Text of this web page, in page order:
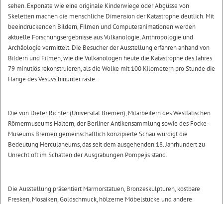
sehen. Exponate wie eine originale Kinderwiege oder Abgüsse von
Skeletten machen die menschliche Dimension der Katastrophe deutlich. Mit
beeindruckenden Bildern, Filmen und Computeranimationen werden
aktuelle Forschungsergebnisse aus Vulkanologie, Anthropologie und
Archäologie vermittelt. Die Besucher der Ausstellung erfahren anhand von
Bildern und Filmen, wie die Vulkanologen heute die Katastrophe des Jahres
79 minutiös rekonstruieren, als die Wolke mit 100 Kilometern pro Stunde die
Hänge des Vesuvs hinunter raste.
Die von Dieter Richter (Universität Bremen), Mitarbeitern des Westfälischen
Römermuseums Haltern, der Berliner Antikensammlung sowie des Focke-
Museums Bremen gemeinschaftlich konzipierte Schau würdigt die
Bedeutung Herculaneums, das seit dem ausgehenden 18. Jahrhundert zu
Unrecht oft im Schatten der Ausgrabungen Pompejis stand.
Die Ausstellung präsentiert Marmorstatuen, Bronzeskulpturen, kostbare
Fresken, Mosaiken, Goldschmuck, hölzerne Möbelstücke und andere